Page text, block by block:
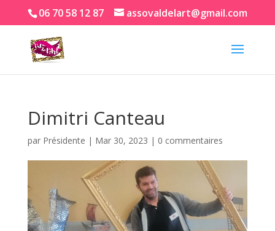
06 70 58 12 87 assovaldelart@gmail.com
Dimitri Canteau
par Présidente | Mar 30, 2023 | 0 commentaires